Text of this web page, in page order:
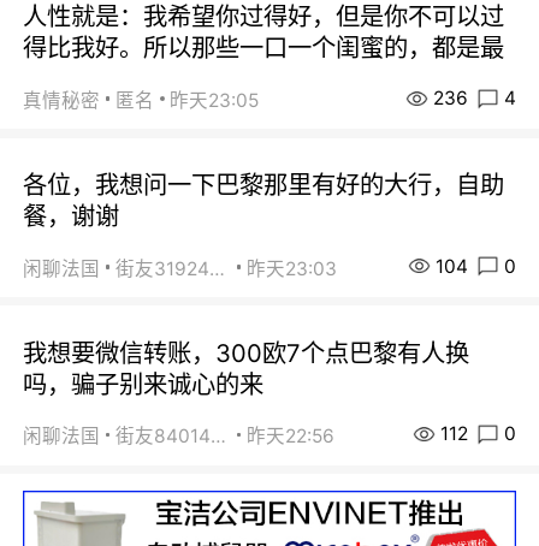
人性就是：我希望你过得好，但是你不可以过
得比我好。所以那些一口一个闺蜜的，都是最
真情秘密 匿名 昨天23:05 236 4
各位，我想问一下巴黎那里有好的大行，自助
餐，谢谢
闲聊法国 街友31924072 昨天23:03 104 0
我想要微信转账，300欧7个点巴黎有人换
吗，骗子别来诚心的来
闲聊法国 街友84014588 昨天22:56 112 0